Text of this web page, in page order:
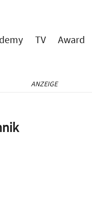
TV Award
ANZEIGE